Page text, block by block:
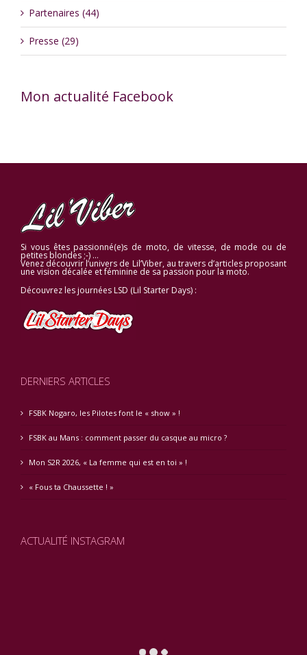
Partenaires (44)
Presse (29)
Mon actualité Facebook
Si vous êtes passionné(e)s de moto, de vitesse, de mode ou de
petites blondes ;-) …
Venez découvrir l’univers de Lil’Viber, au travers d’articles proposant
une vision décalée et féminine de sa passion pour la moto.
Découvrez les journées LSD (Lil Starter Days) :
DERNIERS ARTICLES
FSBK Nogaro, les Pilotes font le « show » !
FSBK au Mans : comment passer du casque au micro ?
Mon S2R 2026, « La femme qui est en toi » !
« Fous ta Chaussette ! »
ACTUALITÉ INSTAGRAM